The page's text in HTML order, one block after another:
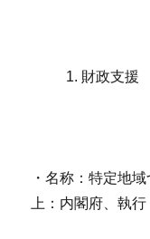
財政支援
・名称：特定地
上：内閣府、執行